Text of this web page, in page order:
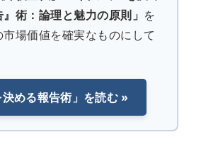
術：論理と魅力の原則」 を
場価値を確実なものにして
決める報告術」を読む »